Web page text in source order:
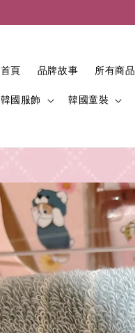
首頁 品牌故事 所有商品
韓國服飾
韓國童裝